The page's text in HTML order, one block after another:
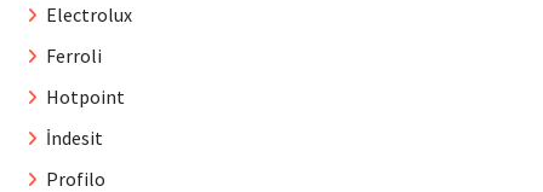
Electrolux
Ferroli
Hotpoint
İndesit
Profilo